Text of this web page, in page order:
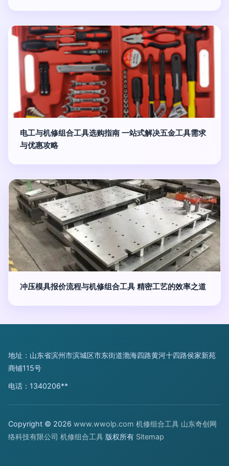
电工与机修组合工具选购指南 一站式解决五金工具需求
与优惠攻略
冲压模具报价流程与机修组合工具 精密工艺的效率之道
地址：山东省滨州市滨城区市东街道渤海四路黄河十四路侯家新苑
商铺115号
电话：1340206**
Copyright © 2026 www.wwolp.com 机修组合工具 山东奇创网
络科技有限公司 机修组合工具 版权所有 Sitemap